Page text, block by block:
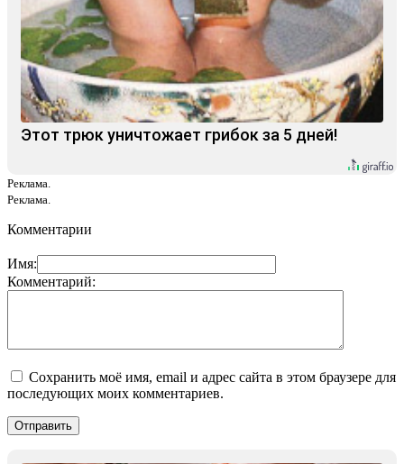
Этот трюк уничтожает грибок за 5 дней!
Реклама.
Реклама.
Комментарии
Имя:
Комментарий:
Сохранить моё имя, email и адрес сайта в этом браузере для
последующих моих комментариев.